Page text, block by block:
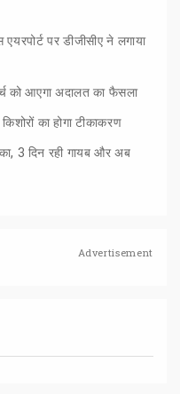
पर डीजीसीए ने लगाया
कोआएगाअदालत का फैसला
किशोरों काहोगाटीकाकरण
3 दिन रही गायब और अब
Advertisement